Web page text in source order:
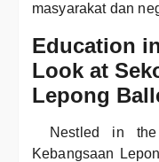
masyarakat dan
Education
Look at
Lepong
Nestled in
Kebangsaan